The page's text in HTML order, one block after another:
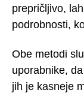
prepričljivo,
podrobnosti,
Obe metodi
uporabnike,
jih je kasneje